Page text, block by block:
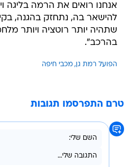
אנחנו רואים את הרמה בליגה
להישאר בה, נתחזק בהגנה,
שתהיה יותר רוטציה ויותר
בהרכב".
הפועל רמת גן מכבי חיפה
טרם התפרסמו תגובות